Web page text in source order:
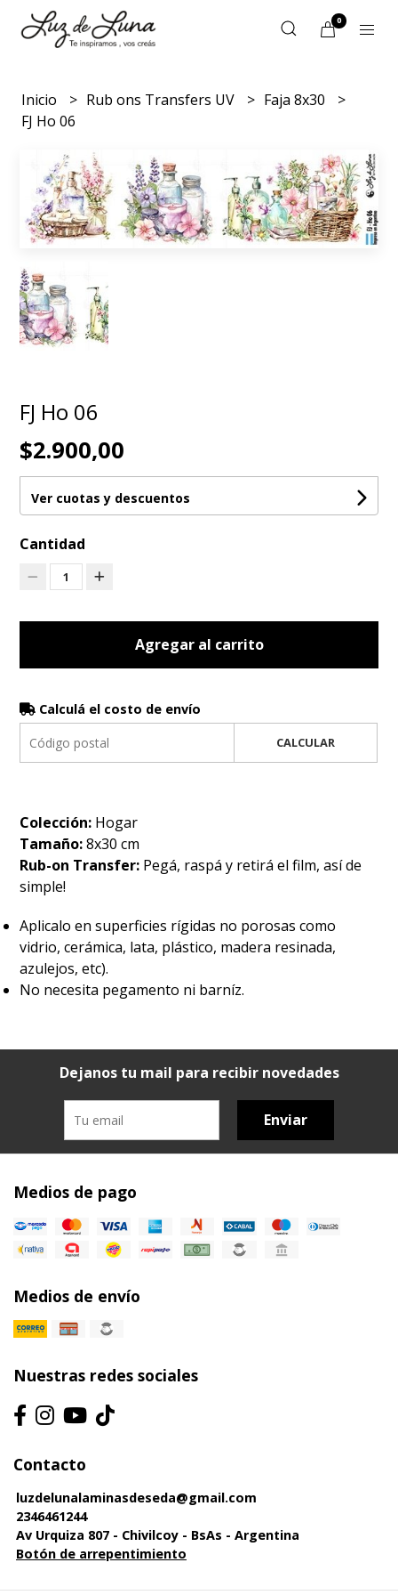
0
Inicio Rub ons Transfers UV
Faja 8x30
FJ Ho 06
FJ Ho 06
$2.900,00
Ver cuotas y descuentos
Cantidad
1
Agregar al carrito
Calculá el costo de envío
CALCULAR
Colección: Hogar
Tamaño:8x30 cm
Rub-on Transfer: Pegá, raspá y retirá el film, así de
simple!
Aplicalo en superficies rígidas no porosas como
vidrio, cerámica, lata, plástico, madera resinada,
azulejos, etc).
No necesita pegamento ni barníz.
Dejanos tu mail para recibir novedades
Enviar
Medios de pago
Medios de envío
Nuestras redes sociales
Contacto
luzdelunalaminasdeseda@gmail.com
2346461244
Av Urquiza 807 - Chivilcoy - BsAs - Argentina
Botón de arrepentimiento